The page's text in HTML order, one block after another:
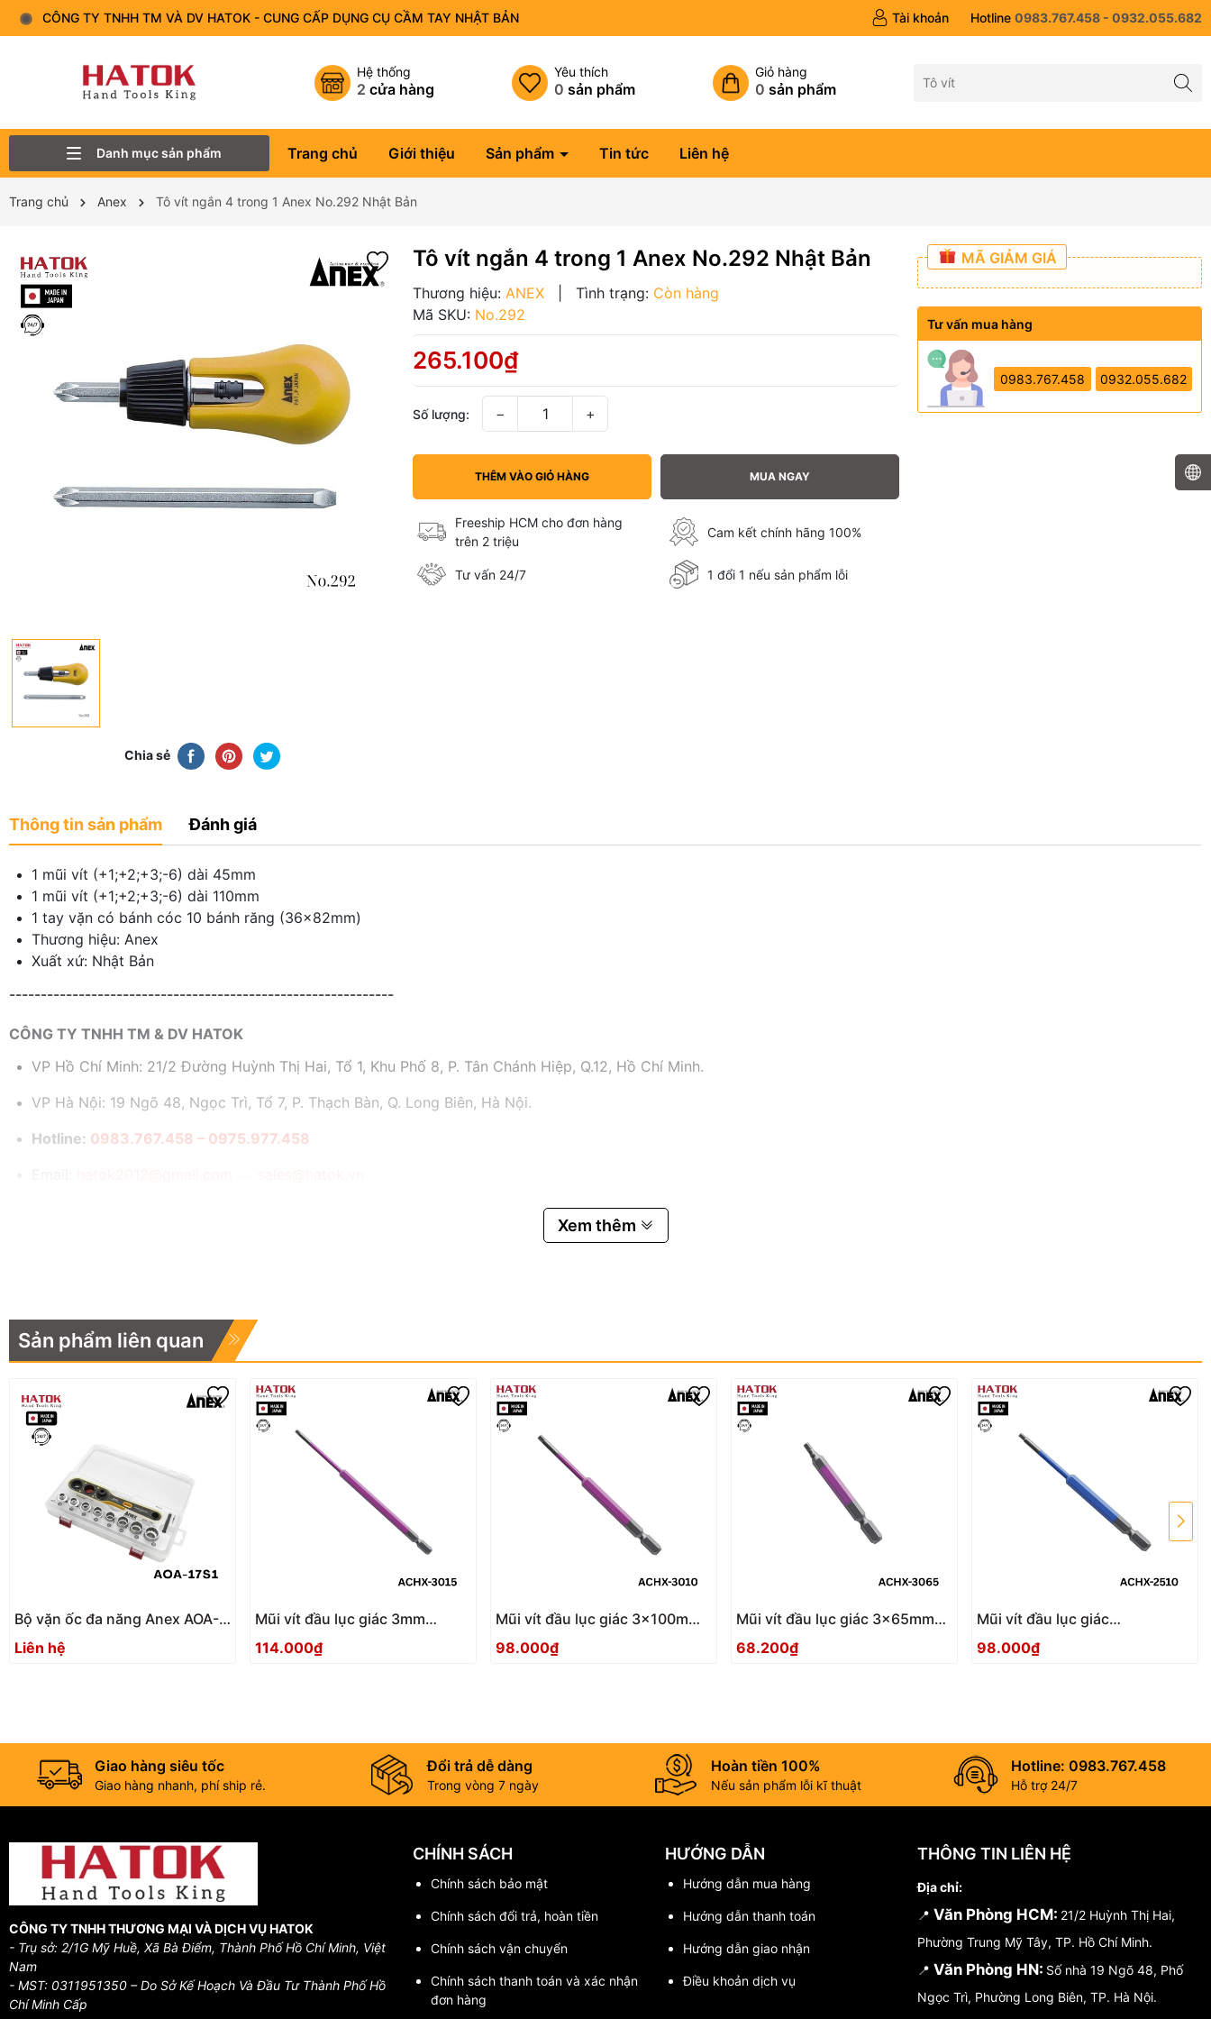
CÔNG TY TNHH TM VÀ DV HATOK - CUNG CẤP DỤNG CỤ CẦM TAY NHẬT BẢN Tài khoản Hotline 0983.767.458 - 0932.055.682
Hệ thống
2 cửa hàng
Yêu thích
0 sản phẩm
Giỏ hàng
0 sản phẩm
Danh mục sản phẩm Trang chủ Giới thiệu Sản phẩm Tin tức Liên hệ
Trang chủ Anex Tô vít ngắn 4 trong 1 Anex No.292 Nhật Bản
Chia sẻ
Tô vít ngắn 4 trong 1 Anex No.292 Nhật Bản
Thương hiệu: ANEX Tình trạng: Còn hàng
Mã SKU: No.292
265.100₫
Số lượng: − +
THÊM VÀO GIỎ HÀNG MUA NGAY
Freeship HCM cho đơn hàng
trên 2 triệu
Cam kết chính hãng 100%
Tư vấn 24/7 1 đổi 1 nếu sản phẩm lỗi
MÃ GIẢM GIÁ
Tư vấn mua hàng
0983.767.458 0932.055.682
Thông tin sản phẩm Đánh giá
1 mũi vít (+1;+2;+3;-6) dài 45mm
1 mũi vít (+1;+2;+3;-6) dài 110mm
1 tay vặn có bánh cóc 10 bánh răng (36x82mm)
Thương hiệu: Anex
Xuất xứ: Nhật Bản
-------------------------------------------------------------
CÔNG TY TNHH TM & DV HATOK
VP Hồ Chí Minh: 21/2 Đường Huỳnh Thị Hai, Tổ 1, Khu Phố 8, P. Tân Chánh Hiệp, Q.12, Hồ Chí Minh.
VP Hà Nội: 19 Ngõ 48, Ngọc Trì, Tổ 7, P. Thạch Bàn, Q. Long Biên, Hà Nội.
Hotline: 0983.767.458 – 0975.977.458
Xem thêm
Sản phẩm liên quan
Bộ vặn ốc đa năng Anex AOA-
17S1 Nhật Bản
Liên hệ
Mũi vít đầu lục giác 3mm
ACHX-3015 Anex
114.000₫
Mũi vít đầu lục giác 3x100mm
ACHX-3010 Anex
98.000₫
Mũi vít đầu lục giác 3x65mm
ACHX-3065 Anex
68.200₫
Mũi vít đầu lục giác
2.5x100mm ACHX-2510 Anex
98.000₫
Giao hàng siêu tốc
Giao hàng nhanh, phí ship rẻ.
Đổi trả dễ dàng
Trong vòng 7 ngày
Hoàn tiền 100%
Nếu sản phẩm lỗi kĩ thuật
Hotline: 0983.767.458
Hỗ trợ 24/7
CÔNG TY TNHH THƯƠNG MẠI VÀ DỊCH VỤ HATOK
- Trụ sở: 2/1G Mỹ Huề, Xã Bà Điểm, Thành Phố Hồ Chí Minh, Việt
Nam
- MST: 0311951350 – Do Sở Kế Hoạch Và Đầu Tư Thành Phố Hồ
Chí Minh Cấp
CHÍNH SÁCH
Chính sách bảo mật
Chính sách đổi trả, hoàn tiền
Chính sách vận chuyển
Chính sách thanh toán và xác nhận
đơn hàng
HƯỚNG DẪN
Hướng dẫn mua hàng
Hướng dẫn thanh toán
Hướng dẫn giao nhận
Điều khoản dịch vụ
THÔNG TIN LIÊN HỆ
Địa chỉ:
📍 Văn Phòng HCM: 21/2 Huỳnh Thị Hai,
Phường Trung Mỹ Tây, TP. Hồ Chí Minh.
📍 Văn Phòng HN: Số nhà 19 Ngõ 48, Phố
Ngọc Trì, Phường Long Biên, TP. Hà Nội.